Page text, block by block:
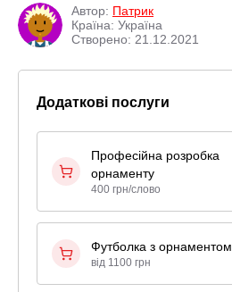
Автор: Патрик
Країна: Україна
Створено: 21.12.2021
Додаткові послуги
Професійна розробка
орнаменту
400 грн/слово
Футболка з орнаментом
від 1100 грн